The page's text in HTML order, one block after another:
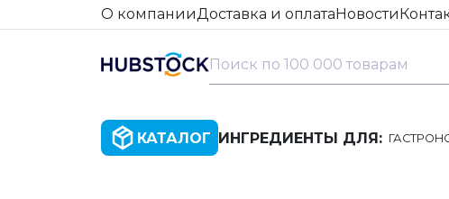
О компанииДоставка и оплатаНовости
КАТАЛОГ ИНГРЕДИЕНТЫ ДЛЯ: